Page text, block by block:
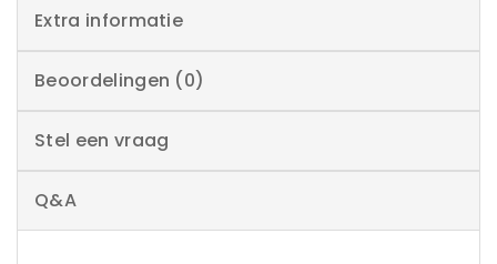
Extra informatie
Beoordelingen (0)
Stel een vraag
Q&A